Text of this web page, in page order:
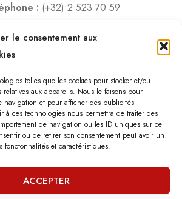
le consentement aux
telles que les cookies pour stocker et/ou
aux appareils. Nous le faisons pour
navigation et pour afficher des publicités
à ces technologies nous permettra de traiter des
de navigation ou les ID uniques sur ce
ou de retirer son consentement peut avoir un
fonctonnalités et caractéristiques.
ACCEPTER
: (+32) 2 523 70 59
des Deux Gares 6, 1070 Bruxelles
Samedi :10:00 – 18:30
:10:00-13:00 – 15:00 -18:30
:12:00-18:00
fermés les jours fériés.